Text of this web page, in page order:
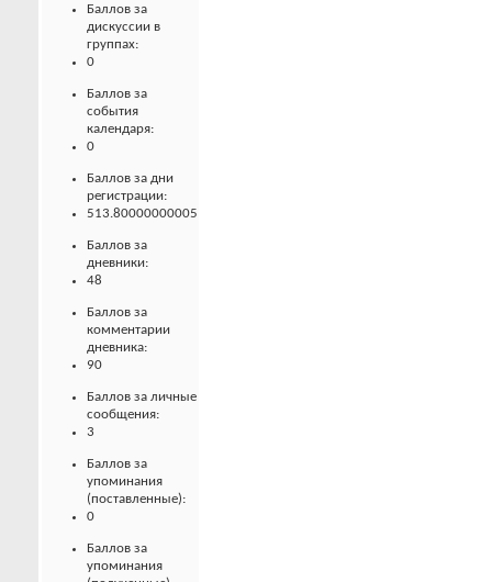
Баллов за
дискуссии в
группах:
0
Баллов за
события
календаря:
0
Баллов за дни
регистрации:
513.80000000005
Баллов за
дневники:
48
Баллов за
комментарии
дневника:
90
Баллов за личные
сообщения:
3
Баллов за
упоминания
(поставленные):
0
Баллов за
упоминания